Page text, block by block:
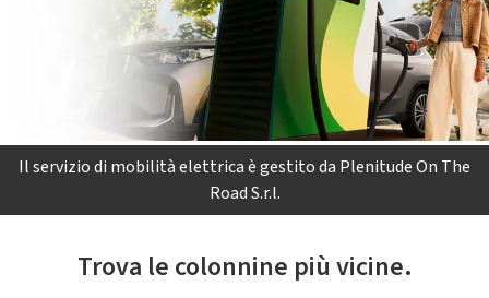
Il servizio di mobilità elettrica è gestito da Plenitude On The
Road S.r.l.
Trova le colonnine più vicine.